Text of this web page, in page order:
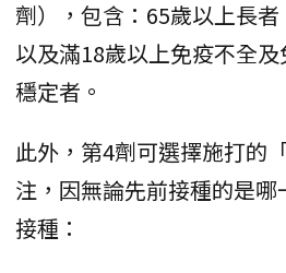
劑），包含：65歲以上長者
以及滿18歲以上免疫不全
穩定者。
此外，第4劑可選擇施打的
注，因無論先前接種的是
接種：